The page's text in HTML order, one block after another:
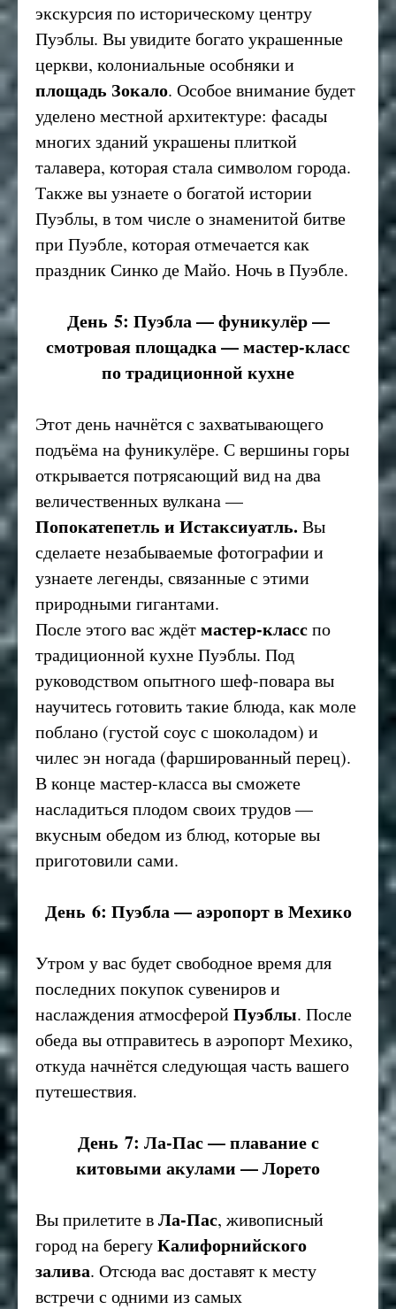
экскурсия по историческому центру
Пуэблы. Вы увидите богато украшенные
церкви, колониальные особняки и
площадь Зокало. Особое внимание будет
уделено местной архитектуре: фасады
многих зданий украшены плиткой
талавера, которая стала символом города.
Также вы узнаете о богатой истории
Пуэблы, в том числе о знаменитой битве
при Пуэбле, которая отмечается как
праздник Синко де Майо. Ночь в Пуэбле.
День 5: Пуэбла — фуникулёр —
смотровая площадка — мастер-класс
по традиционной кухне
Этот день начнётся с захватывающего
подъёма на фуникулёре. С вершины горы
открывается потрясающий вид на два
величественных вулкана —
Попокатепетль и Истаксиуатль. Вы
сделаете незабываемые фотографии и
узнаете легенды, связанные с этими
природными гигантами.
После этого вас ждётмастер-класспо
традиционной кухне Пуэблы. Под
руководством опытного шеф-повара вы
научитесь готовить такие блюда, как моле
поблано (густой соус с шоколадом) и
чилес эн ногада (фаршированный перец).
В конце мастер-класса вы сможете
насладиться плодом своих трудов —
вкусным обедом из блюд, которые вы
приготовили сами.
День 6: Пуэбла — аэропорт в Мехико
Утром у вас будет свободное время для
последних покупок сувениров и
наслаждения атмосферойПуэблы. После
обеда вы отправитесь в аэропорт Мехико,
откуда начнётся следующая часть вашего
путешествия.
День 7: Ла-Пас — плавание с
китовыми акулами — Лорето
Вы прилетите вЛа-Пас, живописный
город на берегуКалифорнийского
залива. Отсюда вас доставят к месту
встречи с одними из самых